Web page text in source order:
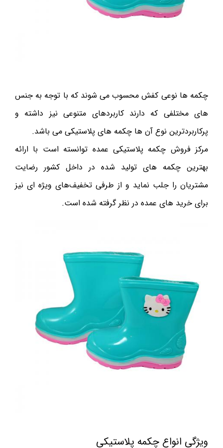
چکمه ها نوعی کفش محسوب می شوند که با توجه به جنس
های مختلفی که دارند کاربردهای متنوعی نیز داشته و
پرکاربردترین نوع آن ها چکمه های پلاستیکی می باشد.
مرکز فروش چکمه پلاستیکی عمده توانسته است با ارائه
بهترین چکمه های تولید شده در داخل کشور رضایت
مشتریان را جلب نماید و از طرفی تخفیف‌های ویژه ای نیز
برای خرید های عمده در نظر گرفته شده است.
ویژگی انواع چکمه پلاستیکی